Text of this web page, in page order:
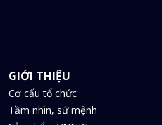
GIỚI THIỆU
Cơ cấu tổ chức
Tầm nhìn, sứ mệnh